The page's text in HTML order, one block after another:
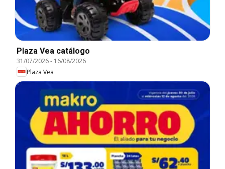
Plaza Vea catálogo
31/07/2026- 16/08/2026
Plaza Vea